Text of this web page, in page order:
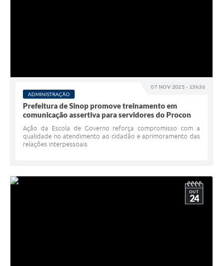
07 NOV 2025 - 13h36
ADMINISTRAÇÃO
Prefeitura de Sinop promove treinamento em
comunicação assertiva para servidores do Procon
Ação da Escola de Governo reforça compromisso com a
qualidade no atendimento ao cidadão e aprimoramento das
relações interpessoais
OUT
24